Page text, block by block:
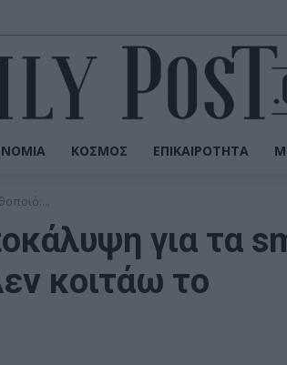
ΚΌΣΜΟΣ ΕΠΙΚΑΙΡΌΤΗΤΑ
για τα
κοιτάω το